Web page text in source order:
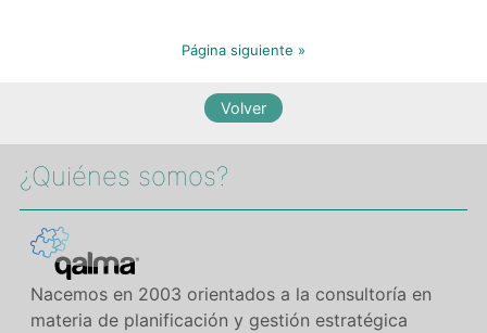
Página siguiente »
¿Quiénes somos?​
Nacemos en 2003 orientados a la consultoría en
materia de planificación y gestión estratégica